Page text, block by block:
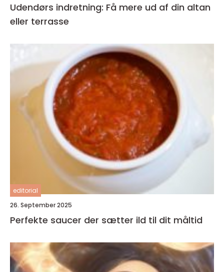
Udendørs indretning: Få mere ud af din altan
eller terrasse
editorial
26. September 2025
Perfekte saucer der sætter ild til dit måltid